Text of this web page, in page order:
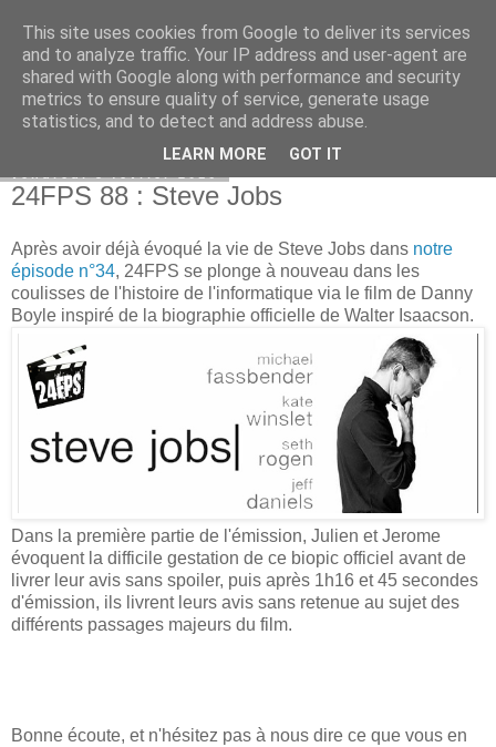
Bepod
24FPS 88 : Steve Jobs
Après avoir déjà évoqué la vie de Steve Jobs dans notre
épisode n°34, 24FPS se plonge à nouveau dans les
coulisses de l'histoire de l'informatique via le film de Danny
Boyle inspiré de la biographie officielle de Walter Isaacson.
Dans la première partie de l'émission, Julien et Jerome
évoquent la difficile gestation de ce biopic officiel avant de
livrer leur avis sans spoiler, puis après 1h16 et 45 secondes
d'émission, ils livrent leurs avis sans retenue au sujet des
différents passages majeurs du film.
Bonne écoute, et n'hésitez pas à nous dire ce que vous en
This site uses cookies from Google to deliver its services
and to analyze traffic. Your IP address and user-agent are
shared with Google along with performance and security
metrics to ensure quality of service, generate usage
statistics, and to detect and address abuse.
LEARN MORE GOT IT